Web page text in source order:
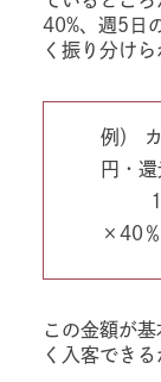
40%、週5日
く振り分け
例）
円・
1人
×40
この金額が
く入客でき